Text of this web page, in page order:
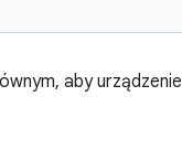
aby urządzenie